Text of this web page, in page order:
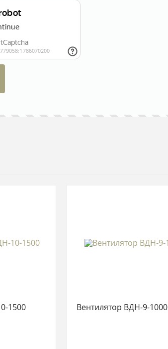
1500 Вентилятор ВДН-9-1000